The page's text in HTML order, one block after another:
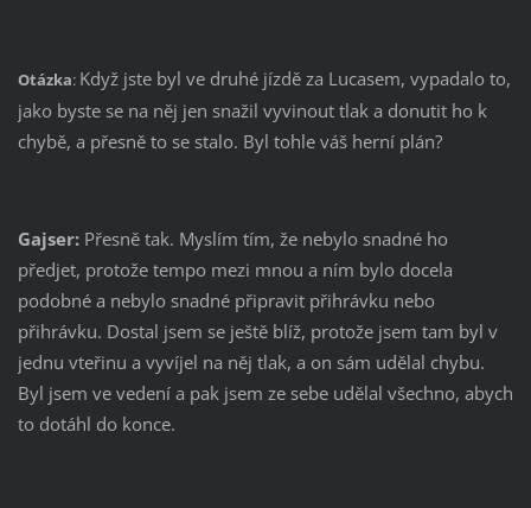
Otázka: Když jste byl ve druhé jízdě za Lucasem, vypadalo to,
jako byste se na něj jen snažil vyvinout tlak a donutit ho k
chybě, a přesně to se stalo. Byl tohle váš herní plán?
Gajser: Přesně tak. Myslím tím, že nebylo snadné ho
předjet, protože tempo mezi mnou a ním bylo docela
podobné a nebylo snadné připravit přihrávku nebo
přihrávku. Dostal jsem se ještě blíž, protože jsem tam byl v
jednu vteřinu a vyvíjel na něj tlak, a on sám udělal chybu.
Byl jsem ve vedení a pak jsem ze sebe udělal všechno, abych
to dotáhl do konce.